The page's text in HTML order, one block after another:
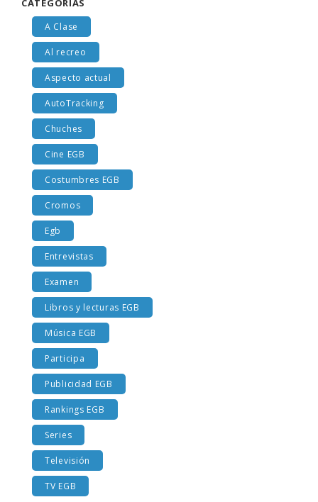
A Clase
Al recreo
Aspecto actual
AutoTracking
Chuches
Cine EGB
Costumbres EGB
Cromos
Egb
Entrevistas
Examen
Libros y lecturas EGB
Música EGB
Participa
Publicidad EGB
Rankings EGB
Series
Televisión
TV EGB